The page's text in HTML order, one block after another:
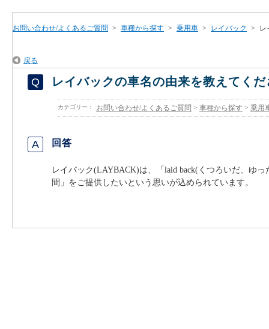
お問い合わせ/よくあるご質問 > 車種から探す > 乗用車 > レイバック > レ
戻る
レイバックの車名の由来を教えてく
カテゴリー : お問い合わせ/よくあるご質問 > 車種から探す > 乗用
回答
レイバック(LAYBACK)は、「laid back(くつろいだ、ゆ
間」をご提供したいという思いが込められています。